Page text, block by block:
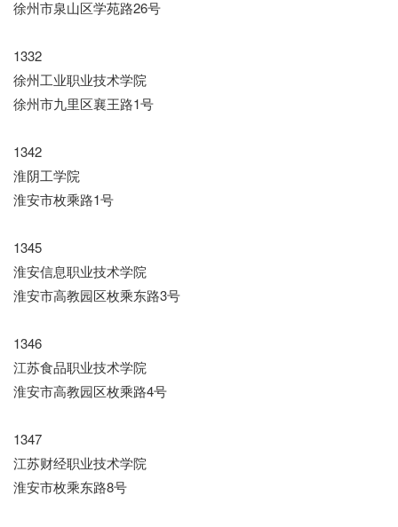
徐州市泉山区学苑路26号
1332
徐州工业职业技术学院
徐州市九里区襄王路1号
1342
淮阴工学院
淮安市枚乘路1号
1345
淮安信息职业技术学院
淮安市高教园区枚乘东路3号
1346
江苏食品职业技术学院
淮安市高教园区枚乘路4号
1347
江苏财经职业技术学院
淮安市枚乘东路8号